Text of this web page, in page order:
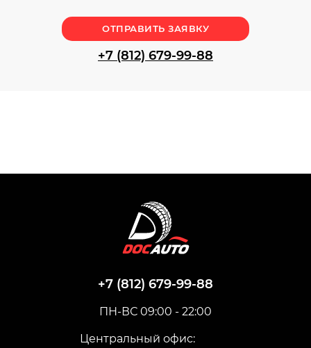
ОТПРАВИТЬ ЗАЯВКУ
+7 (812) 679-99-88
+7 (812) 679-99-88
ПН-ВС 09:00 - 22:00
Центральный офис: